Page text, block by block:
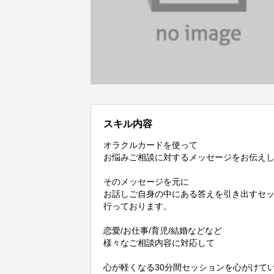
スキル内容
オラクルカードを使って
お悩みご相談に対するメッセージをお伝えし
そのメッセージを元に
お話しご自身の中にある答えを引き出すセ
行っております。
恋愛/お仕事/育児/結婚などなど
様々なご相談内容に対応して
心が軽くなる30分間セッションを心がけて